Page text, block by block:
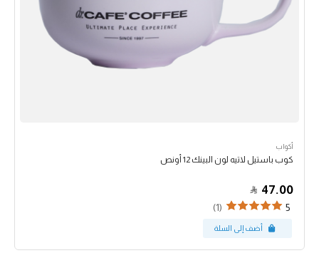
أكواب
كوب باستيل لاتيه لون البينك 12 أونص
47.00
5
(1)